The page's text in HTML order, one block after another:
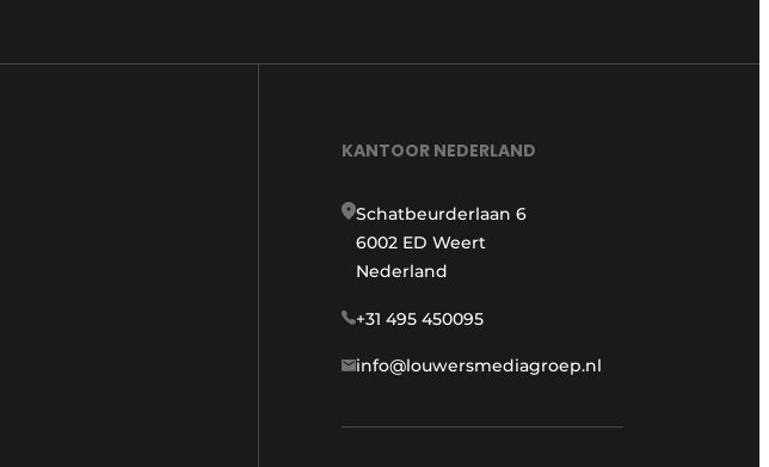
KANTOOR NEDERLAND
Schatbeurderlaan 6
6002 ED Weert
Nederland
+31 495 450095
info@louwersmediagroep.nl